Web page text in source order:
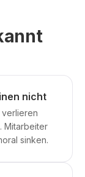
nicht
verlieren
Mitarbeiter
sinken.